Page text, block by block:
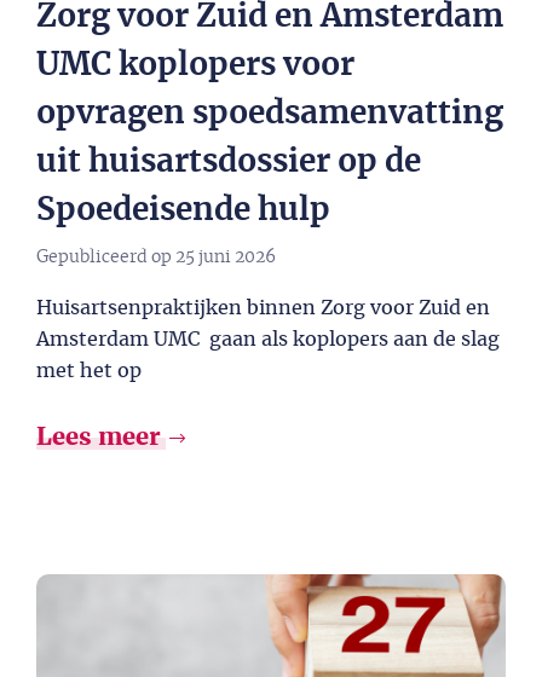
Zorg voor Zuid en Amsterdam
UMC koplopers voor
opvragen spoedsamenvatting
uit huisartsdossier op de
Spoedeisende hulp
Gepubliceerd op 25 juni 2026
Huisartsenpraktijken binnen Zorg voor Zuid en
Amsterdam UMC gaan als koplopers aan de slag
met het op
Lees meer